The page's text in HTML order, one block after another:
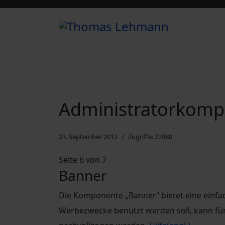
23. September 2012 Zugriffe: 22980
Seite 6 von 7
Banner
Die Komponente „Banner“ bietet eine
Werbezwecke benutzt werden soll, kann